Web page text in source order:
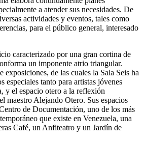
a atender sus necesidades. De
actividades y eventos, tales como
para el público general, interesado
caracterizado por una gran cortina de
un imponente atrio triangular.
exposiciones, de las cuales la Sala Seis ha
especiales tanto para artistas jóvenes
y el espacio otero a la reflexión
maestro Alejando Otero. Sus espacios
de Documentación, uno de los más
que existe en Venezuela, una
Café, un Anfiteatro y un Jardín de